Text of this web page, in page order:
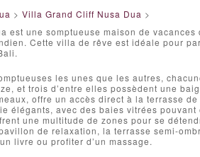
> Villa Grand Cliff Nusa Dua >
est une somptueuse maison de
Cette villa de rêve est idéale pour
les unes que les autres,
et trois d’entre elles possèdent une
offre un accès direct à la terrasse
élégants, avec des baies vitrées
une multitude de zones pour se
de relaxation, la terrasse semi-
livre ou profiter d’un massage.